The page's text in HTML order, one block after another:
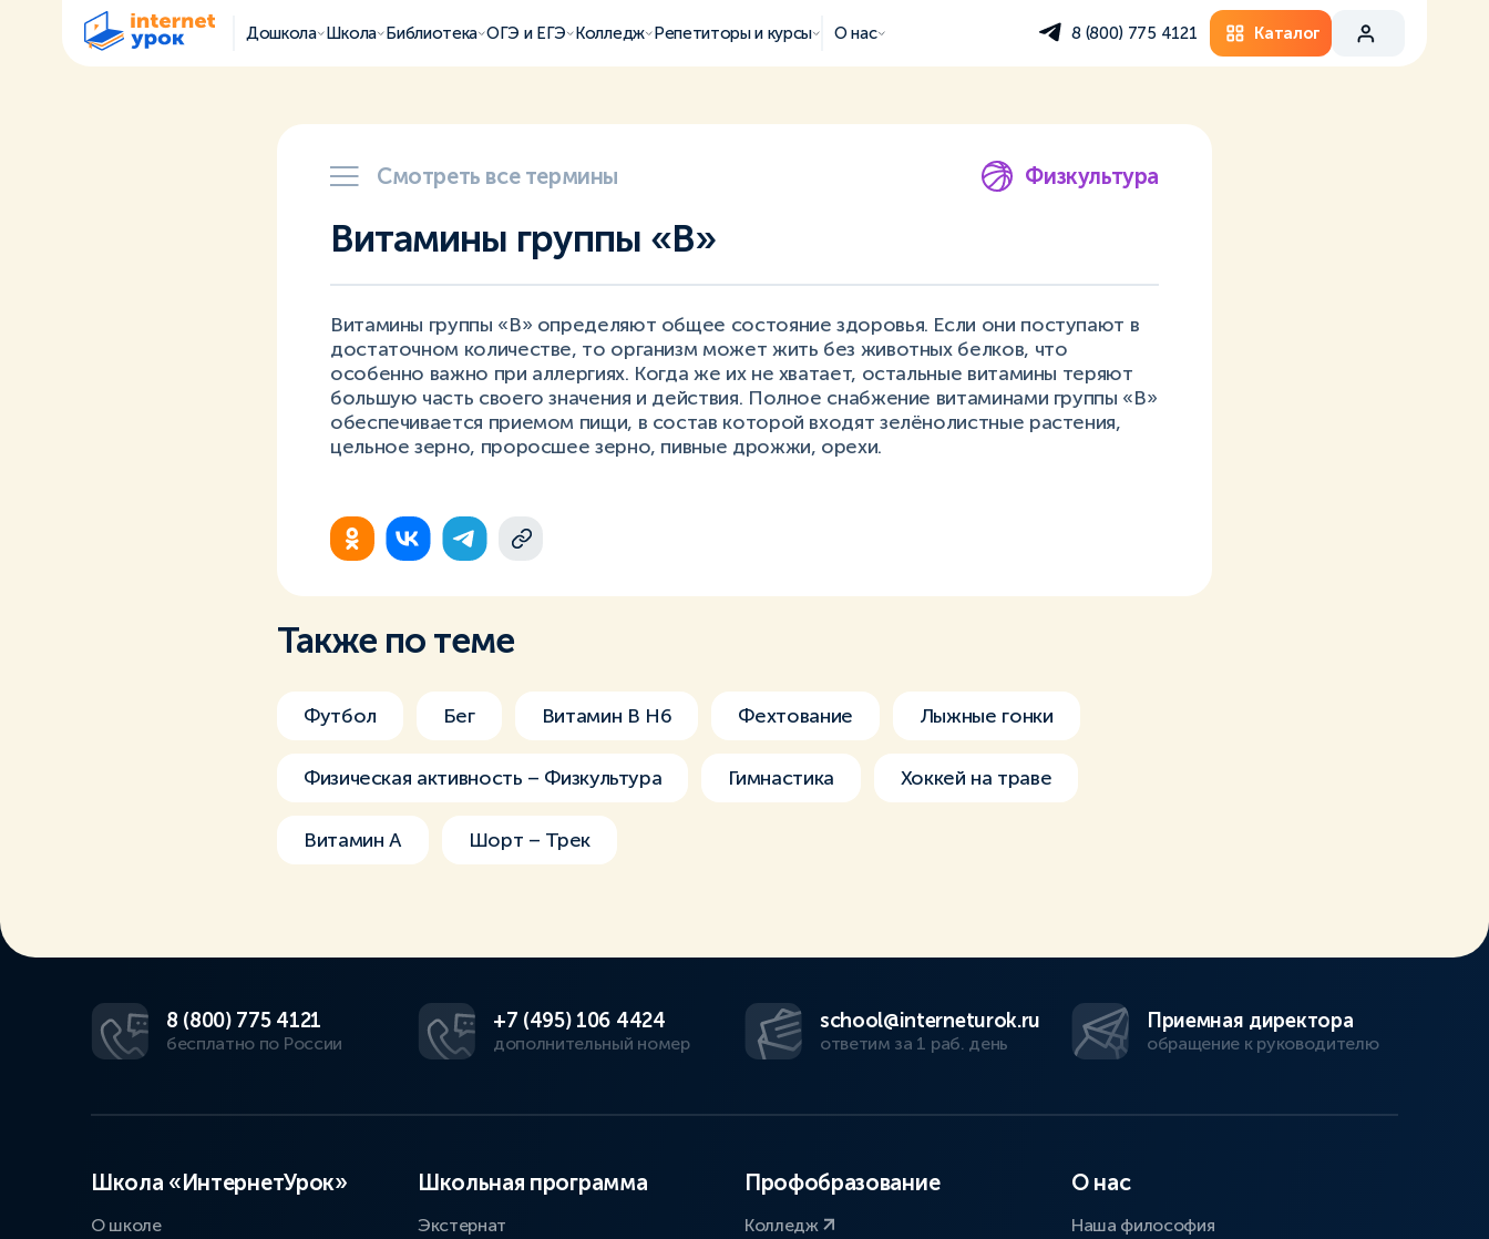
Дошкола Школа Библиотека ОГЭ и ЕГЭ Колледж Репетиторы и курсы О нас 8 (800) 775 4121 Каталог
Смотреть все термины Физкультура
Витамины группы «В»
Витамины группы «В» определяют общее состояние здоровья. Если они поступают в
достаточном количестве, то организм может жить без животных белков, что
особенно важно при аллергиях. Когда же их не хватает, остальные витамины теряют
большую часть своего значения и действия. Полное снабжение витаминами группы «В»
обеспечивается приемом пищи, в состав которой входят зелёнолистные растения,
цельное зерно, проросшее зерно, пивные дрожжи, орехи.
Также по теме
Футбол Бег Витамин В H6 Фехтование Лыжные гонки
Физическая активность – Физкультура Гимнастика Хоккей на траве
Витамин А Шорт – Трек
8 (800) 775 4121
бесплатно по России
+7 (495) 106 4424
дополнительный номер
school@interneturok.ru
ответим за 1 раб. день
Приемная директора
обращение к руководителю
Школа «ИнтернетУрок»
О школе
Школьная программа
Экстернат
Профобразование
Колледж
О нас
Наша философия